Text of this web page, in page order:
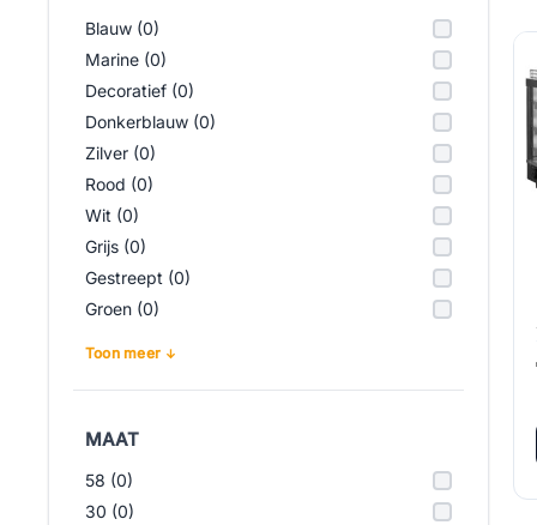
Blauw (0)
Marine (0)
Decoratief (0)
Donkerblauw (0)
Zilver (0)
Rood (0)
Wit (0)
Grijs (0)
Gestreept (0)
Groen (0)
Toon meer
MAAT
58 (0)
30 (0)